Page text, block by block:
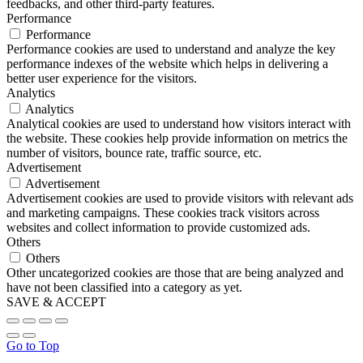
feedbacks, and other third-party features.
Performance
Performance
Performance cookies are used to understand and analyze the key
performance indexes of the website which helps in delivering a
better user experience for the visitors.
Analytics
Analytics
Analytical cookies are used to understand how visitors interact with
the website. These cookies help provide information on metrics the
number of visitors, bounce rate, traffic source, etc.
Advertisement
Advertisement
Advertisement cookies are used to provide visitors with relevant ads
and marketing campaigns. These cookies track visitors across
websites and collect information to provide customized ads.
Others
Others
Other uncategorized cookies are those that are being analyzed and
have not been classified into a category as yet.
SAVE & ACCEPT
Go to Top